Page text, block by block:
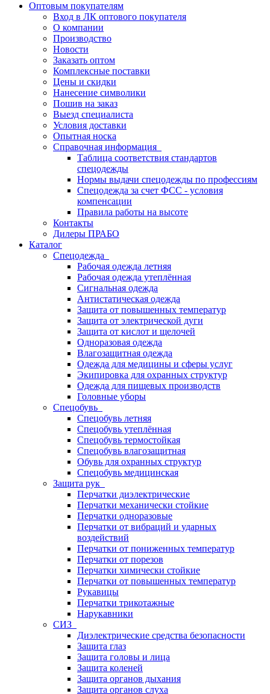
Оптовым покупателям
Вход в ЛК оптового покупателя
О компании
Производство
Новости
Заказать оптом
Комплексные поставки
Цены и скидки
Нанесение символики
Пошив на заказ
Выезд специалиста
Условия доставки
Опытная носка
Справочная информация
Таблица соответствия стандартов
спецодежды
Нормы выдачи спецодежды по профессиям
Спецодежда за счет ФСС - условия
компенсации
Правила работы на высоте
Контакты
Дилеры ПРАБО
Каталог
Спецодежда
Рабочая одежда летняя
Рабочая одежда утеплённая
Сигнальная одежда
Антистатическая одежда
Защита от повышенных температур
Защита от электрической дуги
Защита от кислот и щелочей
Одноразовая одежда
Влагозащитная одежда
Одежда для медицины и сферы услуг
Экипировка для охранных структур
Одежда для пищевых производств
Головные уборы
Спецобувь
Спецобувь летняя
Спецобувь утеплённая
Спецобувь термостойкая
Спецобувь влагозащитная
Обувь для охранных структур
Спецобувь медицинская
Защита рук
Перчатки диэлектрические
Перчатки механически стойкие
Перчатки одноразовые
Перчатки от вибраций и ударных
воздействий
Перчатки от пониженных температур
Перчатки от порезов
Перчатки химически стойкие
Перчатки от повышенных температур
Рукавицы
Перчатки трикотажные
Нарукавники
СИЗ
Диэлектрические средства безопасности
Защита глаз
Защита головы и лица
Защита коленей
Защита органов дыхания
Защита органов слуха